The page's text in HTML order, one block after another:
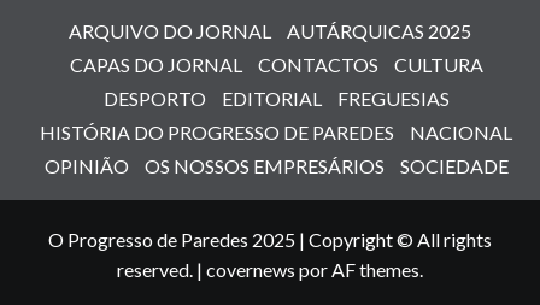
ARQUIVO DO JORNAL
AUTÁRQUICAS 2025
CAPAS DO JORNAL
CONTACTOS
CULTURA
DESPORTO
EDITORIAL
FREGUESIAS
HISTÓRIA DO PROGRESSO DE PAREDES
NACIONAL
OPINIÃO
OS NOSSOS EMPRESÁRIOS SOCIEDADE
O Progresso de Paredes 2025 | Copyright © All rights
reserved. | covernews por AF themes.